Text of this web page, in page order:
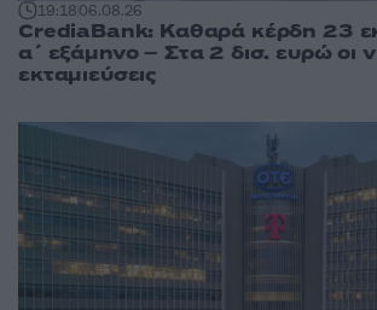
19:1806.08.26
CrediaBank: Καθαρά κέρδη 23
α΄ εξάμηνο – Στα 2 δισ. ευρώ οι
εκταμιεύσεις